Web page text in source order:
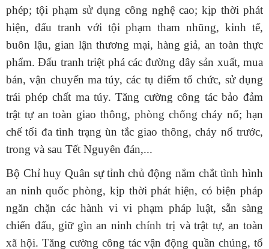
phép; tội phạm sử dụng công nghệ cao; kịp thời phát
hiện, đấu tranh với tội phạm tham nhũng, kinh tế,
buôn lậu, gian lận thương mại, hàng giả, an toàn thực
phẩm. Đấu tranh triệt phá các đường dây sản xuất, mua
bán, vận chuyển ma túy, các tụ điểm tổ chức, sử dụng
trái phép chất ma túy. Tăng cường công tác bảo đảm
trật tự an toàn giao thông, phòng chống cháy nổ; hạn
chế tối đa tình trạng ùn tắc giao thông, cháy nổ trước,
trong và sau Tết Nguyên đán,...
Bộ Chỉ huy Quân sự tỉnh chủ động nắm chắt tình hình
an ninh quốc phòng, kịp thời phát hiện, có biện pháp
ngăn chặn các hành vi vi phạm pháp luật, sẵn sàng
chiến đấu, giữ gìn an ninh chính trị và trật tự, an toàn
xã hội. Tăng cường công tác vận động quần chúng, tổ